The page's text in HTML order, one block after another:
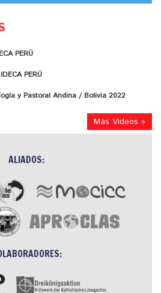
PERÚ
PERÚ
y Pastoral Andina / Bolivia 2022
Más Videos »
ALIADOS: